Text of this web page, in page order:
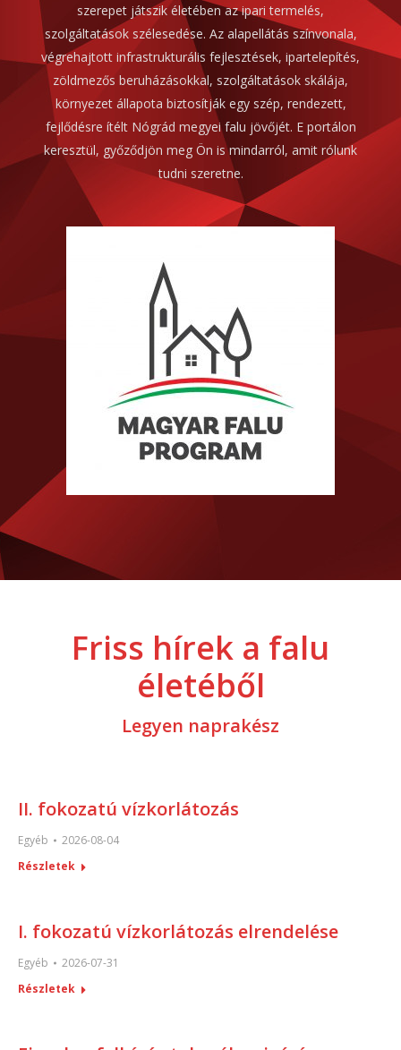
szerepet játszik életében az ipari termelés,
szolgáltatások szélesedése. Az alapellátás színvonala,
végrehajtott infrastrukturális fejlesztések, ipartelepítés,
zöldmezős beruházásokkal, szolgáltatások skálája,
környezet állapota biztosítják egy szép, rendezett,
fejlődésre ítélt Nógrád megyei falu jövőjét. E portálon
keresztül, győződjön meg Ön is mindarról, amit rólunk
tudni szeretne.
Friss hírek a falu
életéből
Legyen naprakész
II. fokozatú vízkorlátozás
Egyéb
2026-08-04
Részletek
I. fokozatú vízkorlátozás elrendelése
Egyéb
2026-07-31
Részletek